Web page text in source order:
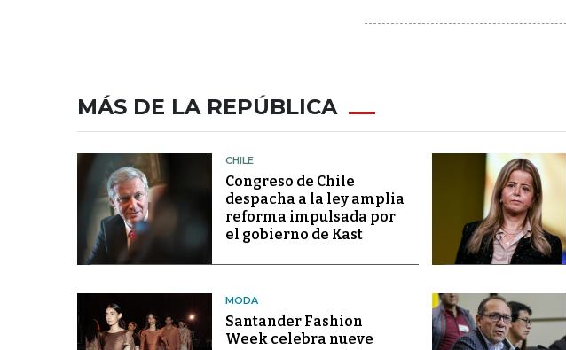
MÁS DE LA REPÚBLICA
CHILE
Congreso de Chile
despacha a la ley amplia
reforma impulsada por
el gobierno de Kast
MODA
Santander Fashion
Week celebra nueve